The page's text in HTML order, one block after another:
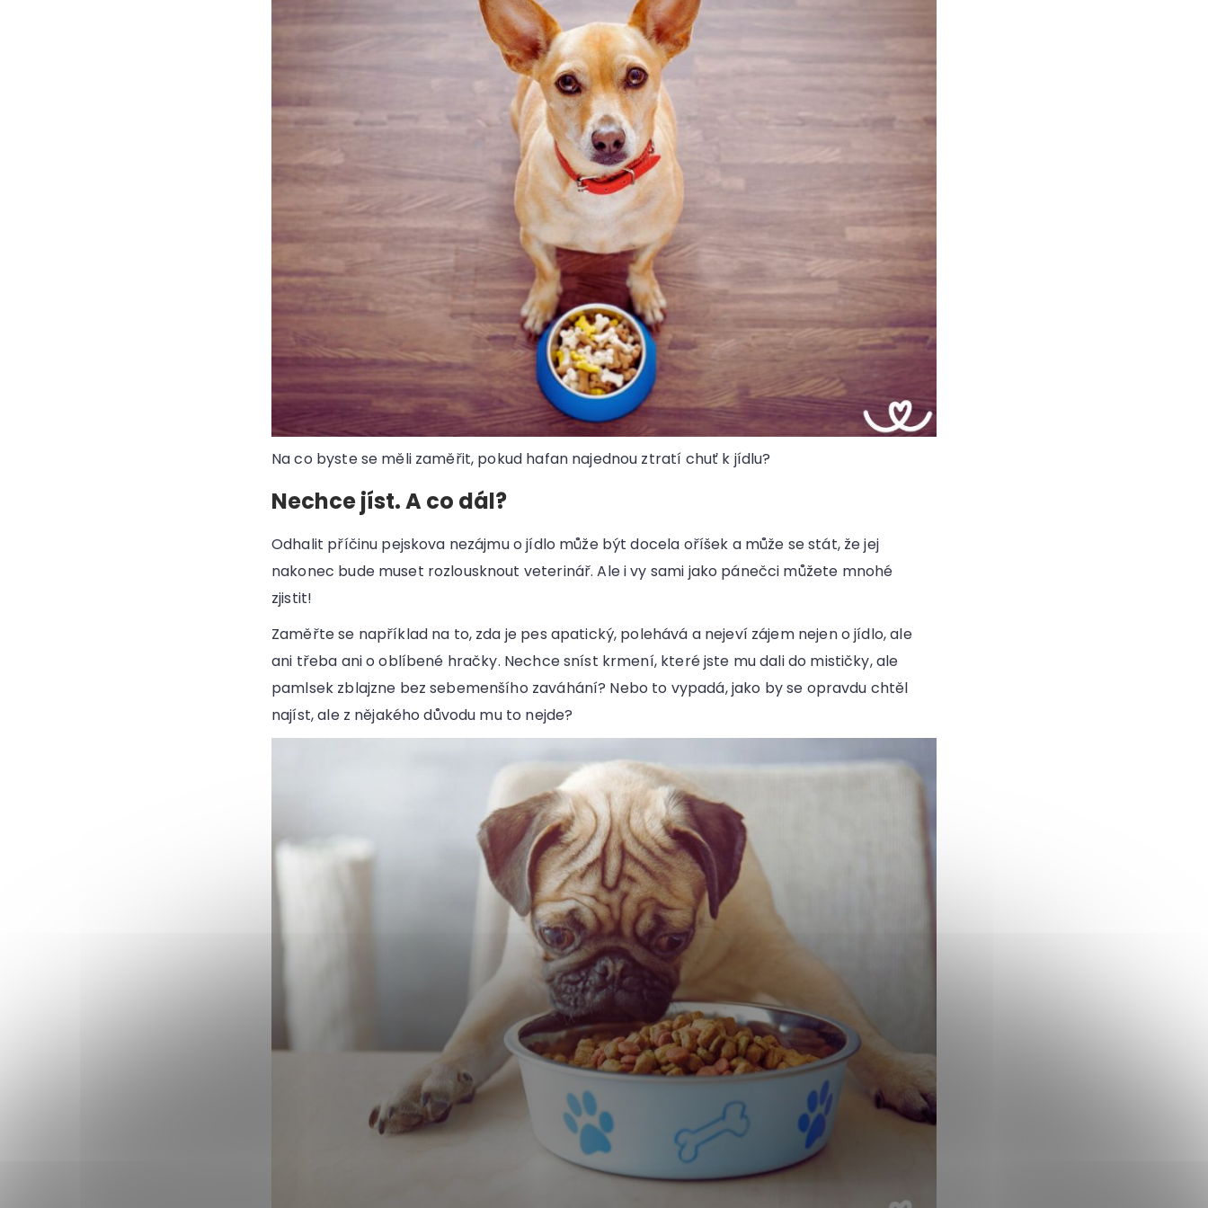
Na co byste se měli zaměřit, pokud hafan najednou ztratí chuť k jídlu?
Nechce jíst. A co dál?
Odhalit příčinu pejskova nezájmu o jídlo může být docela oříšek a může se stát, že jej
nakonec bude muset rozlousknout veterinář. Ale i vy sami jako pánečci můžete mnohé
zjistit!
Zaměřte se například na to, zda je pes apatický, polehává a nejeví zájem nejen o jídlo, ale
ani třeba ani o oblíbené hračky. Nechce sníst krmení, které jste mu dali do mističky, ale
pamlsek zblajzne bez sebemenšího zaváhání? Nebo to vypadá, jako by se opravdu chtěl
najíst, ale z nějakého důvodu mu to nejde?